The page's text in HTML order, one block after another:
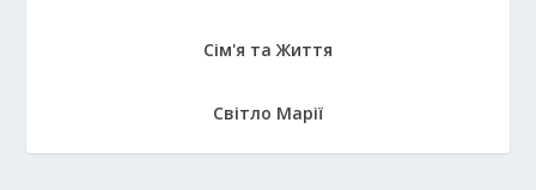
Сім'я та Життя
Світло Марії